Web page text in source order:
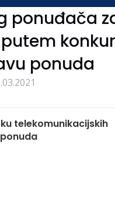
ponuđača
ponuda
telekomunikacijskih